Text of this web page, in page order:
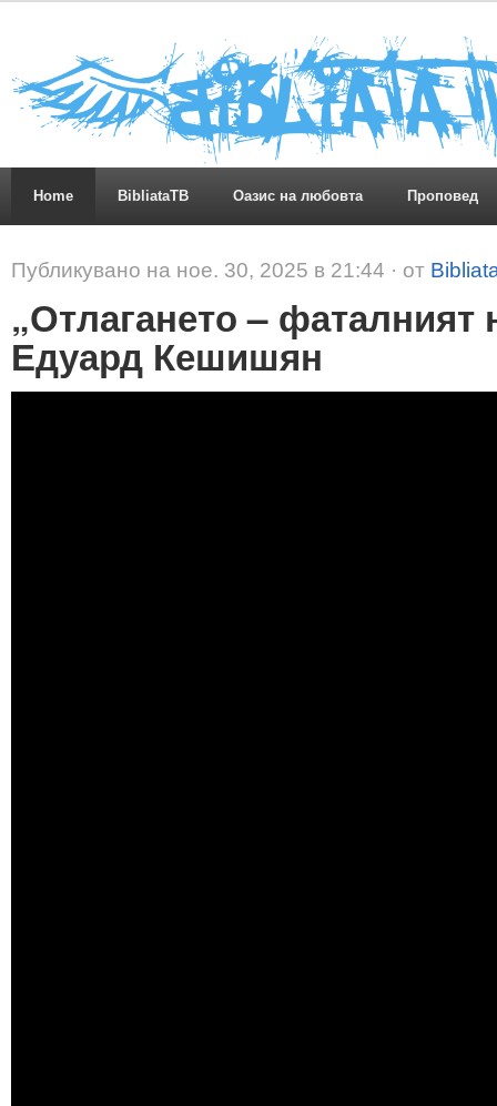
Home BibliataTB Оазис на любовта Проповед
Публикувано на ное. 30, 2025 в 21:44 · от
„Отлагането – фаталният
Едуард Кешишян